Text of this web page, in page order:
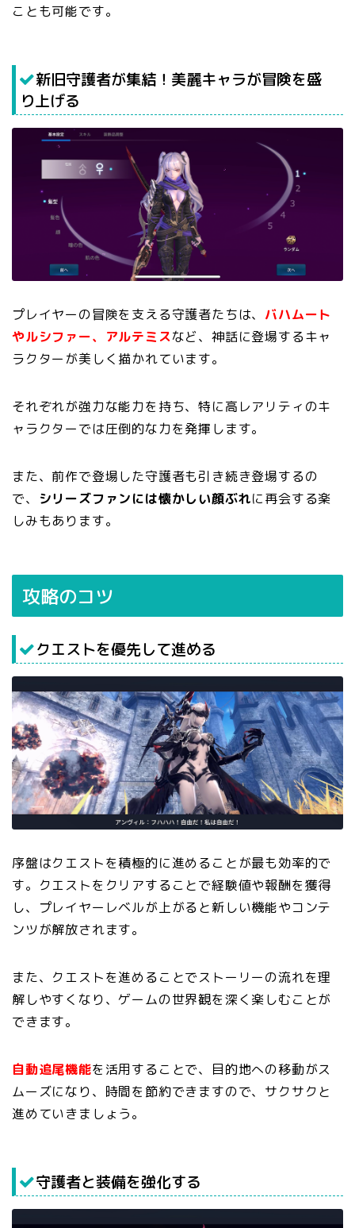
ことも可能です。
新旧守護者が集結！美麗キャラが冒険を盛
り上げる
プレイヤーの冒険を支える守護者たちは、 バハムート
やルシファー、アルテミスなど、神話に登場するキャ
ラクターが美しく描かれています。
それぞれが強力な能力を持ち、特に高レアリティのキ
ャラクターでは圧倒的な力を発揮します。
また、前作で登場した守護者も引き続き登場するの
で、
シリーズファンには懐かしい顔ぶれに再会する楽
しみもあります。
攻略のコツ
クエストを優先して進める
序盤はクエストを積極的に進めることが最も効率的で
す。クエストをクリアすることで経験値や報酬を獲得
し、プレイヤーレベルが上がると新しい機能やコンテ
ンツが解放されます。
また、クエストを進めることでストーリーの流れを理
解しやすくなり、ゲームの世界観を深く楽しむことが
できます。
自動追尾機能を活用することで、目的地への移動がス
ムーズになり、時間を節約できますので、サクサクと
進めていきましょう。
守護者と装備を強化する